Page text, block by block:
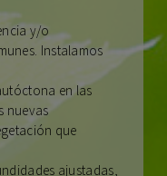
y/o
Instalamos
en las
nuevas
que
ajustadas,